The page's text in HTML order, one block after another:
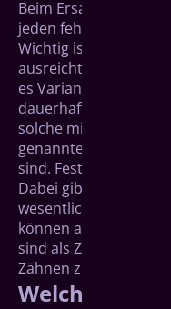
Beim Ersatz aller
jeden fehlenden
Wichtig ist, dass die
ausreicht, um eine
es Varianten, bei
dauerhaft auf den
solche mit
genannten
sind. Festen Halt
Dabei gibt es
wesentlich
können als mit
sind als Zahnersatz
Zähnen zu
Welche Vor-